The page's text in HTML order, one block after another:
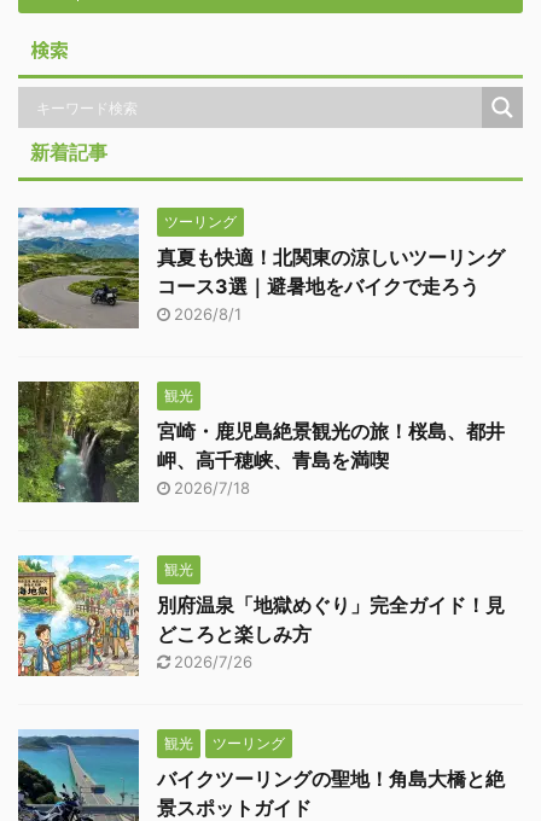
検索
新着記事
ツーリング
真夏も快適！北関東の涼しいツーリング
コース3選｜避暑地をバイクで走ろう
2026/8/1
観光
宮崎・鹿児島絶景観光の旅！桜島、都井
岬、高千穂峡、青島を満喫
2026/7/18
観光
別府温泉「地獄めぐり」完全ガイド！見
どころと楽しみ方
2026/7/26
観光 ツーリング
バイクツーリングの聖地！角島大橋と絶
景スポットガイド